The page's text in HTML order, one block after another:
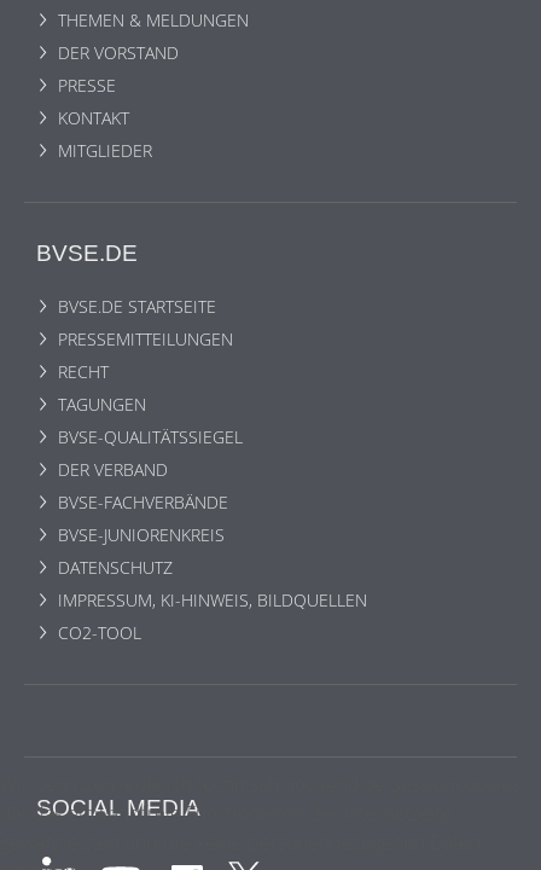
THEMEN & MELDUNGEN
DER VORSTAND
PRESSE
KONTAKT
MITGLIEDER
BVSE.DE
BVSE.DE STARTSEITE
PRESSEMITTEILUNGEN
RECHT
TAGUNGEN
BVSE-QUALITÄTSSIEGEL
DER VERBAND
BVSE-FACHVERBÄNDE
BVSE-JUNIORENKREIS
DATENSCHUTZ
IMPRESSUM, KI-HINWEIS, BILDQUELLEN
CO2-TOOL
SOCIAL MEDIA
die das einwandfreie Funktionieren der Internetseite